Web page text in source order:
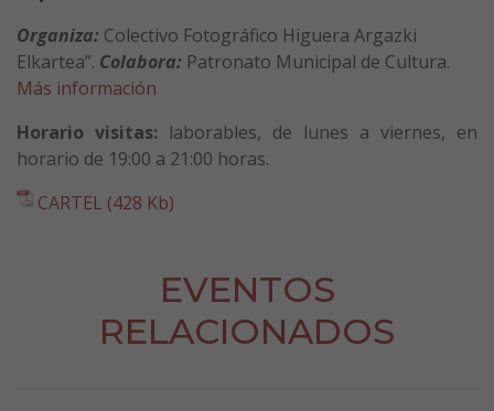
Organiza: Colectivo Fotográfico Higuera Argazki
Elkartea”. Colabora: Patronato Municipal de Cultura.
Más información
Horario visitas: laborables, de lunes a viernes, en
horario de 19:00 a 21:00 horas.
CARTEL (428 Kb)
EVENTOS
RELACIONADOS